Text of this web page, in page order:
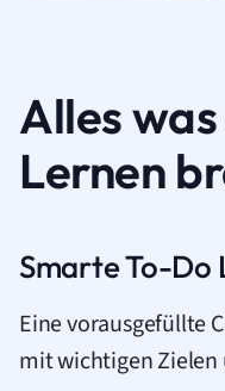
Alles
Lernen
Smarte To-Do
Eine vorausgefüllte
mit wichtigen Zielen